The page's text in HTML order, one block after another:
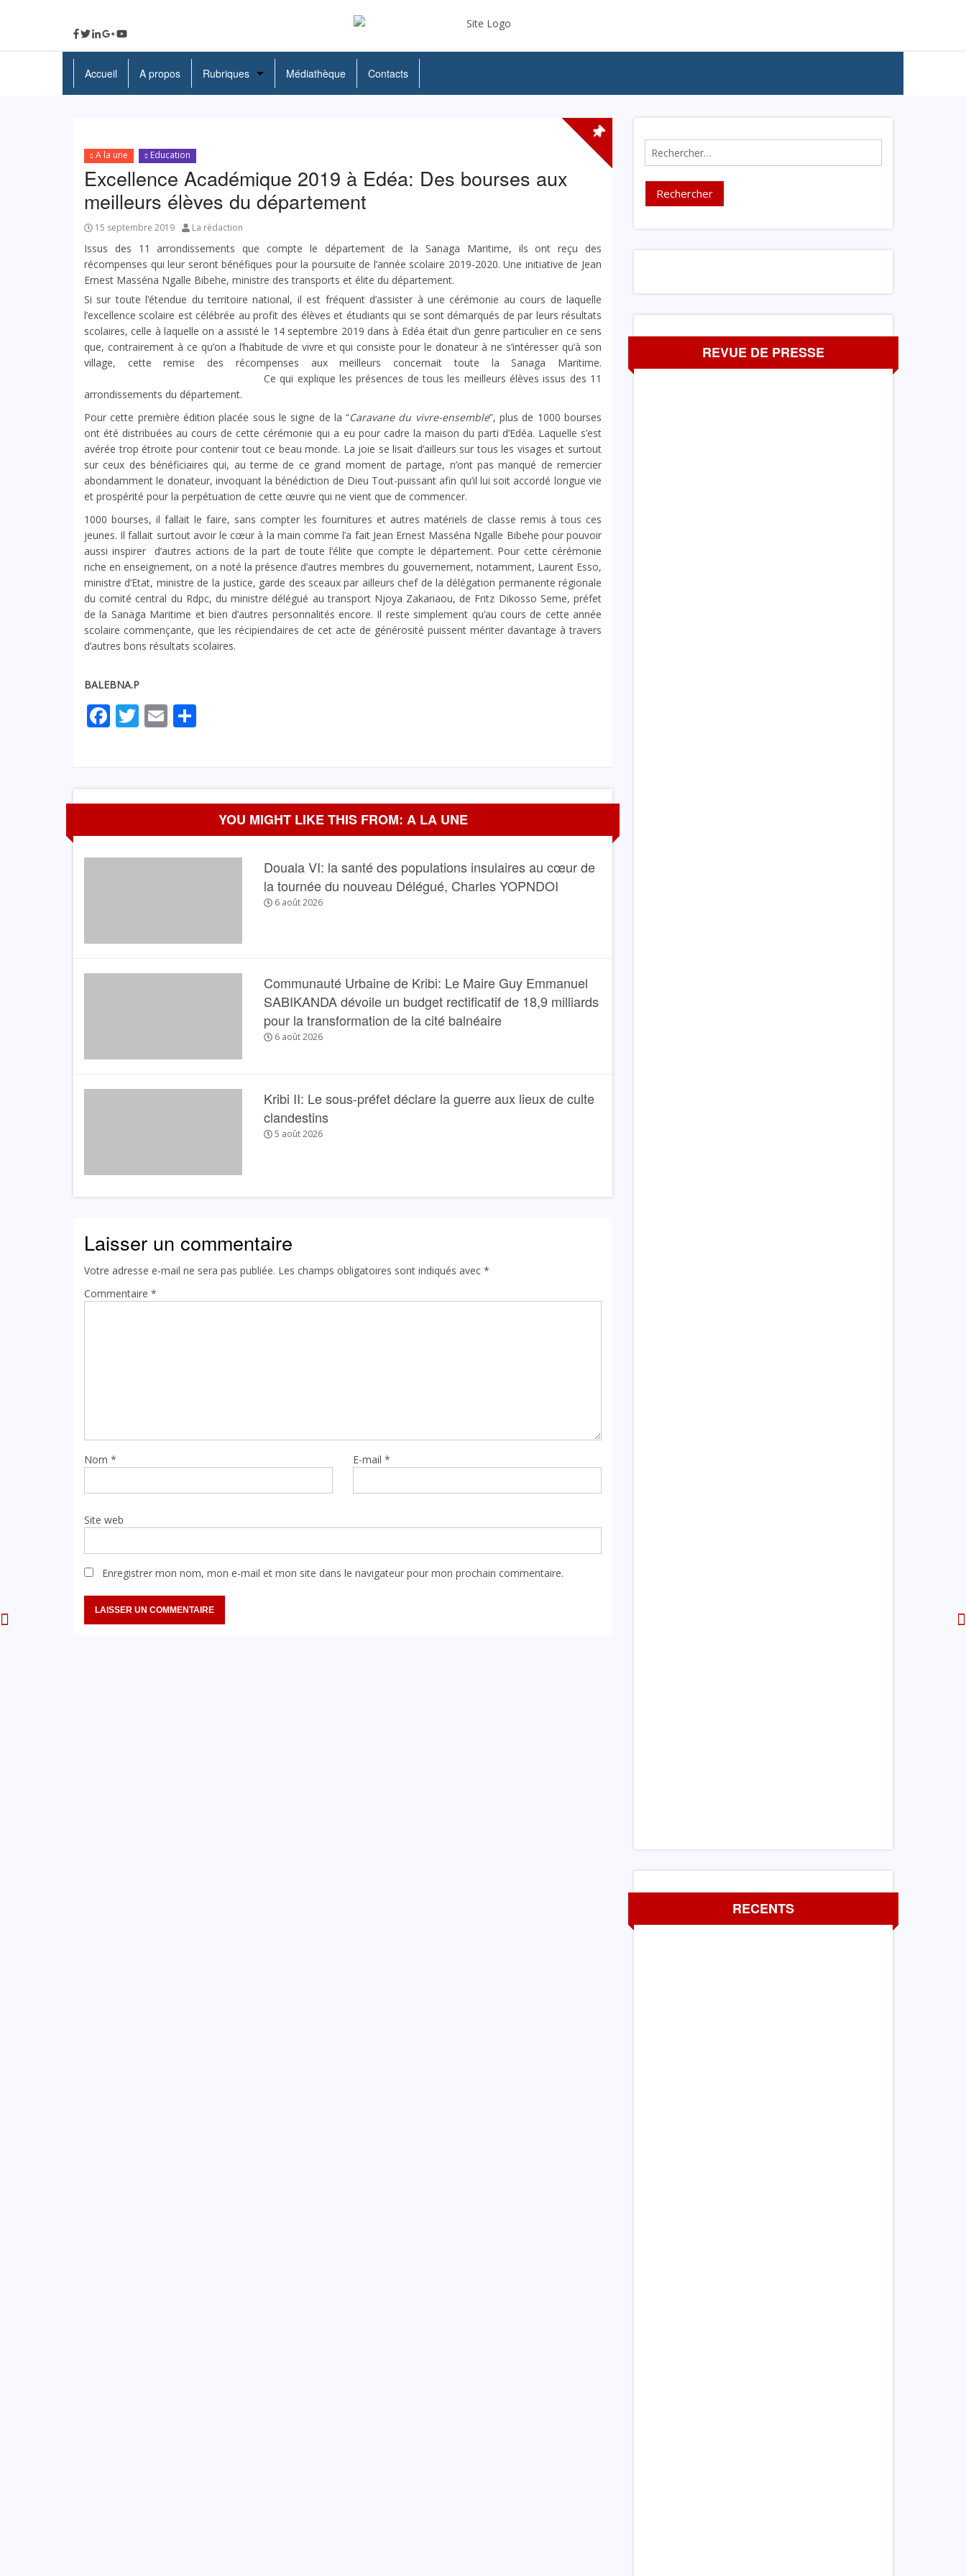
Accueil A propos Rubriques
Education
Société
Santé
Culture
Médiathèque Contacts
A la une Education
Excellence Académique 2019 à Edéa: Des bourses aux
meilleurs élèves du département
15 septembre 2019 La rédaction
Issus des 11 arrondissements que compte le département de la Sanaga Maritime, ils ont reçu des
récompenses qui leur seront bénéfiques pour la poursuite de l’année scolaire 2019-2020. Une initiative de Jean
Ernest Masséna Ngalle Bibehe, ministre des transports et élite du département.
Si sur toute l’étendue du territoire national, il est fréquent d’assister à une cérémonie au cours de laquelle
l’excellence scolaire est célébrée au profit des élèves et étudiants qui se sont démarqués de par leurs résultats
scolaires, celle à laquelle on a assisté le 14 septembre 2019 dans à Edéa était d’un genre particulier en ce sens
que, contrairement à ce qu’on a l’habitude de vivre et qui consiste pour le donateur à ne s’intéresser qu’à son
village, cette remise des récompenses aux meilleurs concernait toute la Sanaga Maritime.
Ce qui explique les présences de tous les meilleurs élèves issus des 11
arrondissements du département.
Pour cette première édition placée sous le signe de la “Caravane du vivre-ensemble”, plus de 1000 bourses
ont été distribuées au cours de cette cérémonie qui a eu pour cadre la maison du parti d’Edéa. Laquelle s’est
avérée trop étroite pour contenir tout ce beau monde. La joie se lisait d’ailleurs sur tous les visages et surtout
sur ceux des bénéficiaires qui, au terme de ce grand moment de partage, n’ont pas manqué de remercier
abondamment le donateur, invoquant la bénédiction de Dieu Tout-puissant afin qu’il lui soit accordé longue vie
et prospérité pour la perpétuation de cette œuvre qui ne vient que de commencer.
1000 bourses, il fallait le faire, sans compter les fournitures et autres matériels de classe remis à tous ces
jeunes. Il fallait surtout avoir le cœur à la main comme l’a fait Jean Ernest Masséna Ngalle Bibehe pour pouvoir
aussi inspirer d’autres actions de la part de toute l’élite que compte le département. Pour cette cérémonie
riche en enseignement, on a noté la présence d’autres membres du gouvernement, notamment, Laurent Esso,
ministre d’Etat, ministre de la justice, garde des sceaux par ailleurs chef de la délégation permanente régionale
du comité central du Rdpc, du ministre délégué au transport Njoya Zakariaou, de Fritz Dikosso Seme, préfet
de la Sanaga Maritime et bien d’autres personnalités encore. Il reste simplement qu’au cours de cette année
scolaire commençante, que les récipiendaires de cet acte de générosité puissent mériter davantage à travers
d’autres bons résultats scolaires.
BALEBNA.P
Facebook
Twitter
Email
YOU MIGHT LIKE THIS FROM: A LA UNE
Douala VI: la santé des populations insulaires au cœur de
la tournée du nouveau Délégué, Charles YOPNDOI
6 août 2026
Communauté Urbaine de Kribi: Le Maire Guy Emmanuel
SABIKANDA dévoile un budget rectificatif de 18,9 milliards
pour la transformation de la cité balnéaire
6 août 2026
Kribi II: Le sous-préfet déclare la guerre aux lieux de culte
clandestins
5 août 2026
Laisser un commentaire
Votre adresse e-mail ne sera pas publiée. Les champs obligatoires sont indiqués avec *
Commentaire *
Nom * E-mail*
Site web
Enregistrer mon nom, mon e-mail et mon site dans le navigateur pour mon prochain commentaire.
Rechercher :
REVUE DE PRESSE
RECENTS